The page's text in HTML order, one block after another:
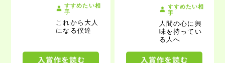
すすめたい相
手
これから大人
になる僕達
すすめたい相
手
人間の心に興
味を持ってい
る人へ